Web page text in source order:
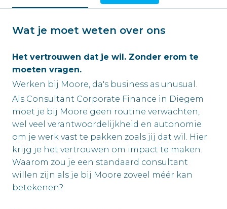
Wat je moet weten over ons
Het vertrouwen dat je wil. Zonder erom te
moeten vragen.
Werken bij Moore, da's business as unusual.
Als Consultant Corporate Finance in Diegem
moet je bij Moore geen routine verwachten,
wel veel verantwoordelijkheid en autonomie
om je werk vast te pakken zoals jij dat wil. Hier
krijg je het vertrouwen om impact te maken.
Waarom zou je een standaard consultant
willen zijn als je bij Moore zoveel méér kan
betekenen?